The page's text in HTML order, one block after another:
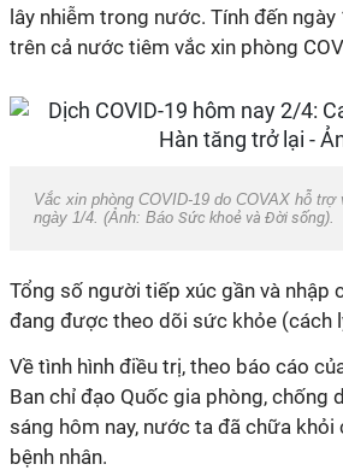
lây nhiễm trong nước. Tính đến
trên cả nước tiêm vắc xin phòng
Vắc xin phòng COVID-19 do COVAX hỗ trợ
ngày 1/4. (Ảnh: Báo Sức khoẻ và Đời sống).
Tổng số người tiếp xúc gần và nhập
đang được theo dõi sức khỏe (cách
Về tình hình điều trị, theo báo cáo
Ban chỉ đạo Quốc gia phòng, chống
sáng hôm nay, nước ta đã chữa
bệnh nhân.